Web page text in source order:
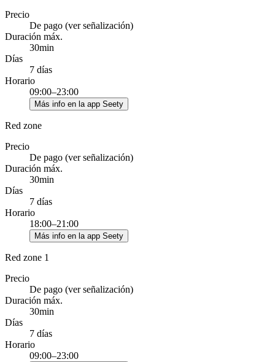
Precio
De pago (ver señalización)
Duración máx.
30min
Días
7 días
Horario
09:00–23:00
Más info en la app Seety
Red zone
Precio
De pago (ver señalización)
Duración máx.
30min
Días
7 días
Horario
18:00–21:00
Más info en la app Seety
Red zone 1
Precio
De pago (ver señalización)
Duración máx.
30min
Días
7 días
Horario
09:00–23:00